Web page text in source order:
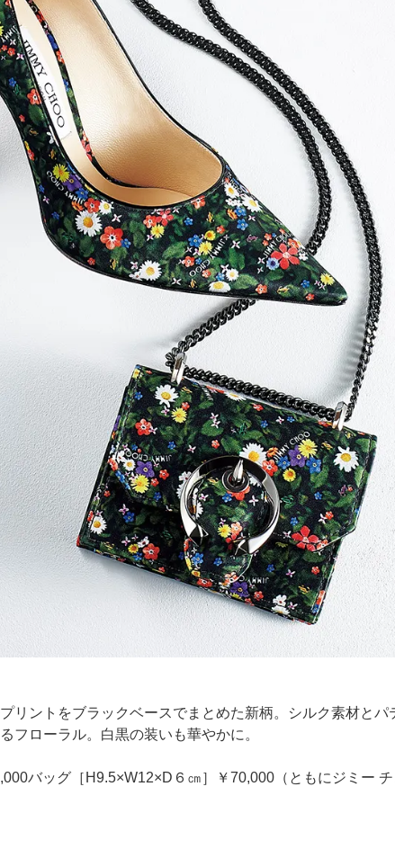
リントをブラックベースでまとめた新柄。シルク素材とパ
フローラル。白黒の装いも華やかに。
バッグ［H9.5×W12×D６㎝］￥70,000（ともにジミー チ